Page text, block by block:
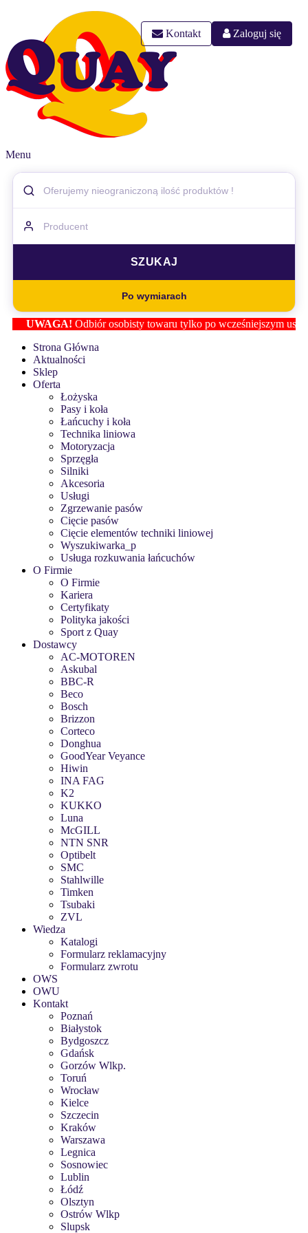
Kontakt Zaloguj się
Menu
Po wymiarach
UWAGA!Odbiór osobisty towaru tylko po wcześniejszym
Strona Główna
Aktualności
Sklep
Oferta
Łożyska
Pasy i koła
Łańcuchy i koła
Technika liniowa
Motoryzacja
Sprzęgła
Silniki
Akcesoria
Usługi
Zgrzewanie pasów
Cięcie pasów
Cięcie elementów techniki liniowej
Wyszukiwarka_p
Usługa rozkuwania łańcuchów
O Firmie
O Firmie
Kariera
Certyfikaty
Polityka jakości
Sport z Quay
Dostawcy
AC-MOTOREN
Askubal
BBC-R
Beco
Bosch
Brizzon
Corteco
Donghua
GoodYear Veyance
Hiwin
INA FAG
K2
KUKKO
Luna
McGILL
NTN SNR
Optibelt
SMC
Stahlwille
Timken
Tsubaki
ZVL
Wiedza
Katalogi
Formularz reklamacyjny
Formularz zwrotu
OWS
OWU
Kontakt
Poznań
Białystok
Bydgoszcz
Gdańsk
Gorzów Wlkp.
Toruń
Wrocław
Kielce
Szczecin
Kraków
Warszawa
Legnica
Sosnowiec
Lublin
Łódź
Olsztyn
Ostrów Wlkp
Slupsk